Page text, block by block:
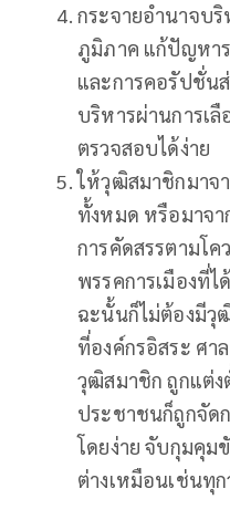
กระจายอำนาจบริ
ภูมิภาค แก้ปัญหา
และการคอรัปชั่น
บริหารผ่านการเ
ตรวจสอบได้ง่าย
ให้วุฒิสมาชิกมาจา
ทั้งหมด หรือมาจ
การคัดสรรตามโค
พรรคการเมืองที่ไ
ฉะนั้นก็ไม่ต้องมีวุ
ที่องค์กรอิสระ ศา
วุฒิสมาชิก ถูกแต่ง
ประชาชนก็ถูกจัด
โดยง่าย จับกุมคุม
ต่างเหมือนเช่นทุ